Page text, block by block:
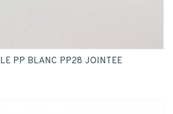
PP BLANC PP28 JOINTEE